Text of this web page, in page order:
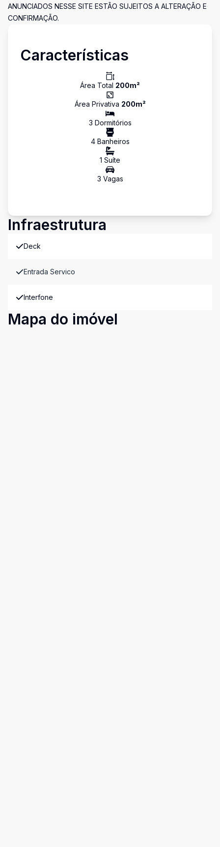
ANUNCIADOS NESSE SITE ESTÃO SUJEITOS A ALTERAÇÃO E
CONFIRMAÇÃO.
Características
Área Total 200m²
Área Privativa 200m²
3 Dormitórios
4Banheiros
1 Suíte
3 Vagas
Infraestrutura
Deck
Entrada Servico
Interfone
Mapa do imóvel